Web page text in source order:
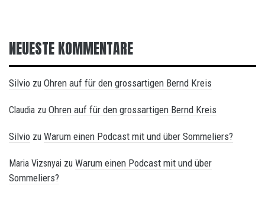
NEUESTE KOMMENTARE
Silvio zu Ohren auf für den grossartigen Bernd Kreis
Claudia zu Ohren auf für den grossartigen Bernd Kreis
Silvio zu Warum einen Podcast mit und über Sommeliers?
Maria Vizsnyai zu Warum einen Podcast mit und über
Sommeliers?